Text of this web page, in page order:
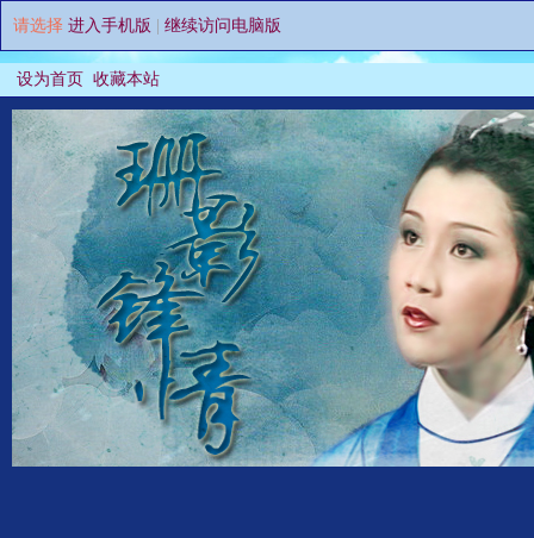
请选择 进入手机版 继续访问电脑版
设为首页 收藏本站